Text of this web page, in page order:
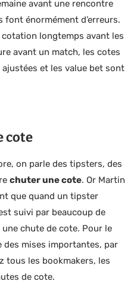
avant une rencontre
font énormément d’erreurs.
longtemps avant les
avant un match, les cotes
et les value bet sont
cote
on parle des tipsters, des
chuter une cote. Or Martin
que quand un tipster
suivi par beaucoup de
chute de cote. Pour le
des mises importantes, par
tous les bookmakers, les
de cote.